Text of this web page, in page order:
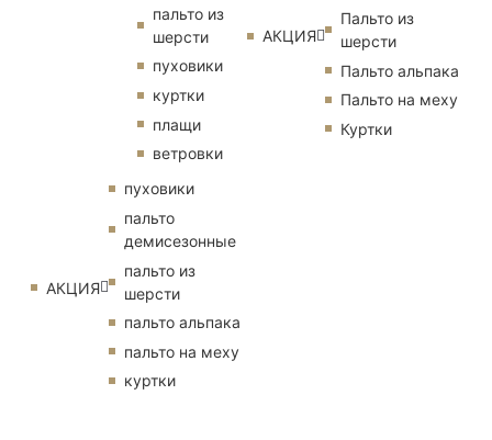
пальто из
шерсти
пуховики
куртки
плащи
ветровки
АКЦИЯ
пуховики
пальто
демисезонные
пальто из
шерсти
пальто альпака
пальто на меху
куртки
АКЦИЯ
Пальто из
шерсти
Пальто альпака
Пальто на меху
Куртки